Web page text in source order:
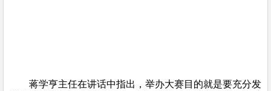
蒋学亨主任在讲话中指出，举办大赛目的就是要充分发